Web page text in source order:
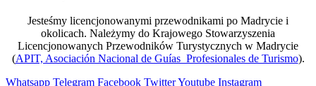
Jesteśmy licencjonowanymi przewodnikami po Madrycie i
okolicach. Należymy do Krajowego Stowarzyszenia
Licencjonowanych Przewodników Turystycznych w Madrycie
(APIT, Asociación Nacional de Guías Profesionales de Turismo).
Whatsapp Telegram Facebook TwitterYoutube Instagram